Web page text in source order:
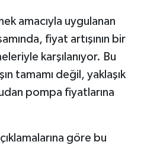
amacıyla uygulanan
fiyat artışının bir
karşılanıyor. Bu
tamamı değil, yaklaşık
pompa fiyatlarına
göre bu